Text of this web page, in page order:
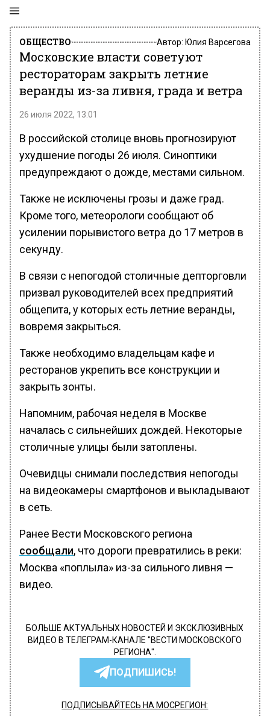
ОБЩЕСТВО Автор: Юлия Варсегова
Московские власти советуют
рестораторам закрыть летние
веранды из-за ливня, града и ветра
26 июля 2022, 13:01
В российской столице вновь прогнозируют
ухудшение погоды 26 июля. Синоптики
предупреждают о дожде, местами сильном.
Также не исключены грозы и даже град.
Кроме того, метеорологи сообщают об
усилении порывистого ветра до 17 метров в
секунду.
В связи с непогодой столичные депторговли
призвал руководителей всех предприятий
общепита, у которых есть летние веранды,
вовремя закрыться.
Также необходимо владельцам кафе и
ресторанов укрепить все конструкции и
закрыть зонты.
Напомним, рабочая неделя в Москве
началась с сильнейших дождей. Некоторые
столичные улицы были затоплены.
Очевидцы снимали последствия непогоды
на видеокамеры смартфонов и выкладывают
в сеть.
Ранее Вести Московского региона
сообщали, что дороги превратились в реки:
Москва «поплыла» из-за сильного ливня —
видео.
БОЛЬШЕ АКТУАЛЬНЫХ НОВОСТЕЙ И ЭКСКЛЮЗИВНЫХ
ВИДЕО В ТЕЛЕГРАМ-КАНАЛЕ "ВЕСТИ МОСКОВСКОГО
РЕГИОНА".
ПОДПИШИСЬ!
ПОДПИСЫВАЙТЕСЬ НА МОСРЕГИОН: